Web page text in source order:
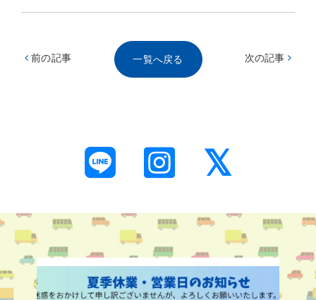
一覧へ戻る
前の記事 次の記事